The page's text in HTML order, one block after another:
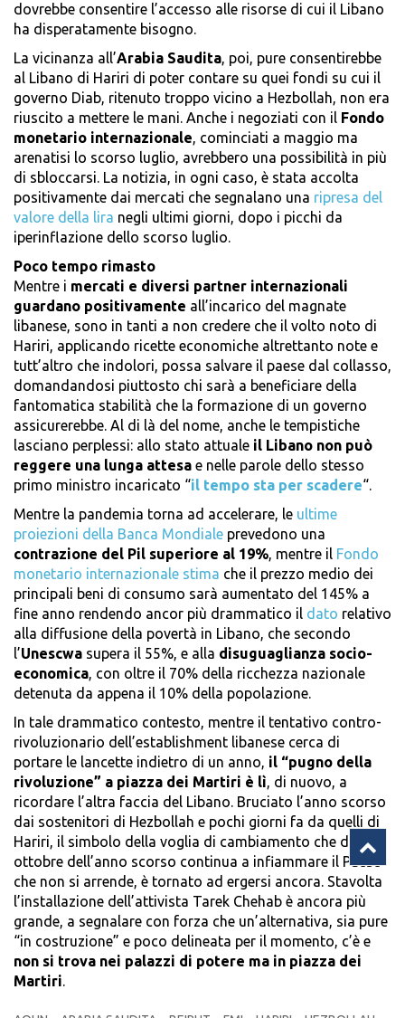
dovrebbe consentire l’accesso alle risorse di cui il Libano
ha disperatamente bisogno.
La vicinanza all’Arabia Saudita, poi, pure consentirebbe
al Libano di Hariri di poter contare su quei fondi su cui il
governo Diab, ritenuto troppo vicino a Hezbollah, non era
riuscito a mettere le mani. Anche i negoziati con il Fondo
monetario internazionale, cominciati a maggio ma
arenatisi lo scorso luglio, avrebbero una possibilità in più
di sbloccarsi. La notizia, in ogni caso, è stata accolta
positivamente dai mercati che segnalano una ripresa del
valore della lira negli ultimi giorni, dopo i picchi da
iperinflazione dello scorso luglio.
Poco tempo rimasto
Mentre i mercati e diversi partner internazionali
guardano positivamente all’incarico del magnate
libanese, sono in tanti a non credere che il volto noto di
Hariri, applicando ricette economiche altrettanto note e
tutt’altro che indolori, possa salvare il paese dal collasso,
domandandosi piuttosto chi sarà a beneficiare della
fantomatica stabilità che la formazione di un governo
assicurerebbe. Al di là del nome, anche le tempistiche
lasciano perplessi: allo stato attuale il Libano non può
reggere una lunga attesa e nelle parole dello stesso
primo ministro incaricato “il tempo sta per scadere“.
Mentre la pandemia torna ad accelerare, le ultime
proiezioni della Banca Mondiale prevedono una
contrazione del Pil superiore al 19%, mentre il Fondo
monetario internazionale stima che il prezzo medio dei
principali beni di consumo sarà aumentato del 145% a
fine anno rendendo ancor più drammatico il dato relativo
alla diffusione della povertà in Libano, che secondo
l’Unescwa supera il 55%, e alla disuguaglianza socio-
economica, con oltre il 70% della ricchezza nazionale
detenuta da appena il 10% della popolazione.
In tale drammatico contesto, mentre il tentativo contro-
rivoluzionario dell’establishment libanese cerca di
portare le lancette indietro di un anno, il “pugno della
rivoluzione” a piazza dei Martiri è lì, di nuovo, a
ricordare l’altra faccia del Libano. Bruciato l’anno scorso
dai sostenitori di Hezbollah e pochi giorni fa da quelli di
Hariri, il simbolo della voglia di cambiamento che dal 17
ottobre dell’anno scorso continua a infiammare il Paese
che non si arrende, è tornato ad ergersi ancora. Stavolta
l’installazione dell’attivista Tarek Chehab è ancora più
grande, a segnalare con forza che un’alternativa, sia pure
“in costruzione” e poco delineata per il momento, c’è e
non si trova nei palazzi di potere ma in piazza dei
Martiri.